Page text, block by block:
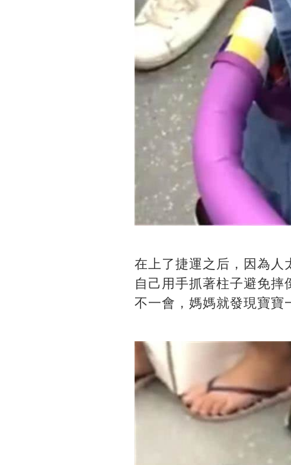
在上了捷運之后，因為人
自己用手抓著柱子避免
不一會，媽媽就發現寶寶